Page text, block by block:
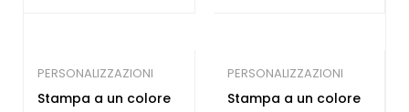
PERSONALIZZAZIONI
Stampa a un colore
PERSONALIZZAZIONI
Stampa a un colore